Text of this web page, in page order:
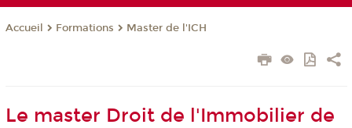
Accueil Formations Master de l'ICH
Le master Droit de l'Immobilier de